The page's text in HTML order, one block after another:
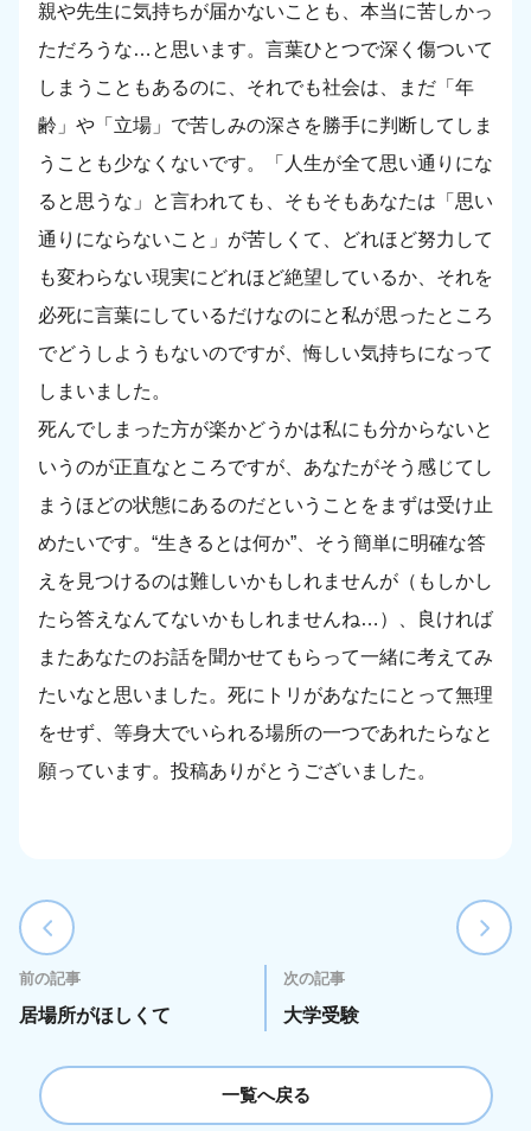
親や先生に気持ちが届かないことも、本当に苦しかっ
ただろうな…と思います。言葉ひとつで深く傷ついて
しまうこともあるのに、それでも社会は、まだ「年
齢」や「立場」で苦しみの深さを勝手に判断してしま
うことも少なくないです。「人生が全て思い通りにな
ると思うな」と言われても、そもそもあなたは「思い
通りにならないこと」が苦しくて、どれほど努力して
も変わらない現実にどれほど絶望しているか、それを
必死に言葉にしているだけなのにと私が思ったところ
でどうしようもないのですが、悔しい気持ちになって
しまいました。
死んでしまった方が楽かどうかは私にも分からないと
いうのが正直なところですが、あなたがそう感じてし
まうほどの状態にあるのだということをまずは受け止
めたいです。“生きるとは何か”、そう簡単に明確な答
えを見つけるのは難しいかもしれませんが（もしかし
たら答えなんてないかもしれませんね…）、良ければ
またあなたのお話を聞かせてもらって一緒に考えてみ
たいなと思いました。死にトリがあなたにとって無理
をせず、等身大でいられる場所の一つであれたらなと
願っています。投稿ありがとうございました。
前の記事
居場所がほしくて
次の記事
大学受験
一覧へ戻る